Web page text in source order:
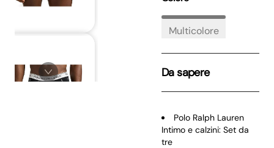
Next slide
Multicolore
Da sapere
Polo Ralph Lauren
Intimo e calzini: Set da
tre